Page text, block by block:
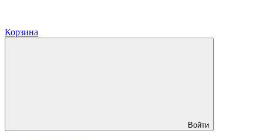
Корзина
Войти